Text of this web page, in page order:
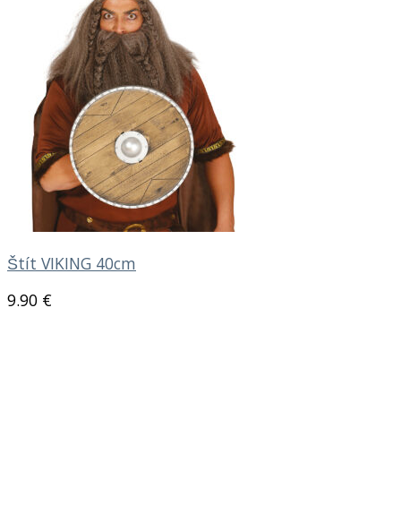
Štít VIKING 40cm
9.90 €